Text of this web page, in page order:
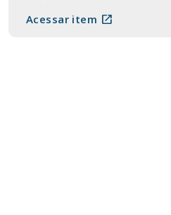
Acessar item open_in_new